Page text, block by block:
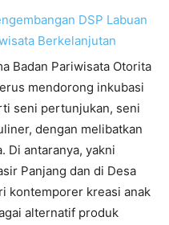
Badan Pariwisata Otorita
mendorong inkubasi
seni pertunjukan, seni
dengan melibatkan
Di antaranya, yakni
Panjang dan di Desa
kontemporer kreasi anak
alternatif produk